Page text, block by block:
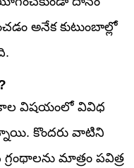
అనేక కుటుంబాల్లో
విషయంలో వివిధ
కొందరు వాటిని
మాత్రం పవిత్ర